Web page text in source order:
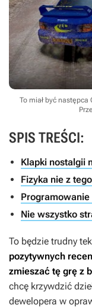
To miał być następca
SPIS TREŚCI:
Klapki nostalgii
Fizyka nie z
Programowanie
Nie wszystko
To będzie trudny
pozytywnych
zmieszać tę grę z
chcę krzywdzić
dewelopera w